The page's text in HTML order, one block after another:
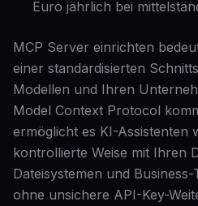
Euro jährlich bei
MCP Server einrichten
einer standardisierten
Modellen und Ihren
Model Context Protocol
ermöglicht es KI-Assistenten
kontrollierte Weise mit Ihren
Dateisystemen und
ohne unsichere API-Key-